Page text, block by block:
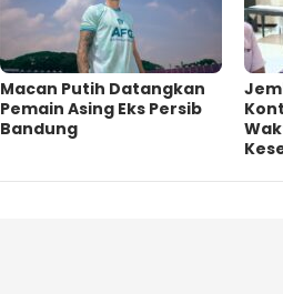
Macan Putih Datangkan
Pemain Asing Eks Persib
Bandung